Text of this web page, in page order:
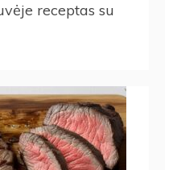
receptas su